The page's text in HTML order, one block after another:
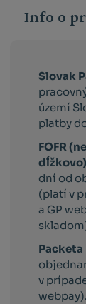
Info o
Slovak
území
platby
FOFR
dní od
(platí v
a GP
Packeta
v
webpay).